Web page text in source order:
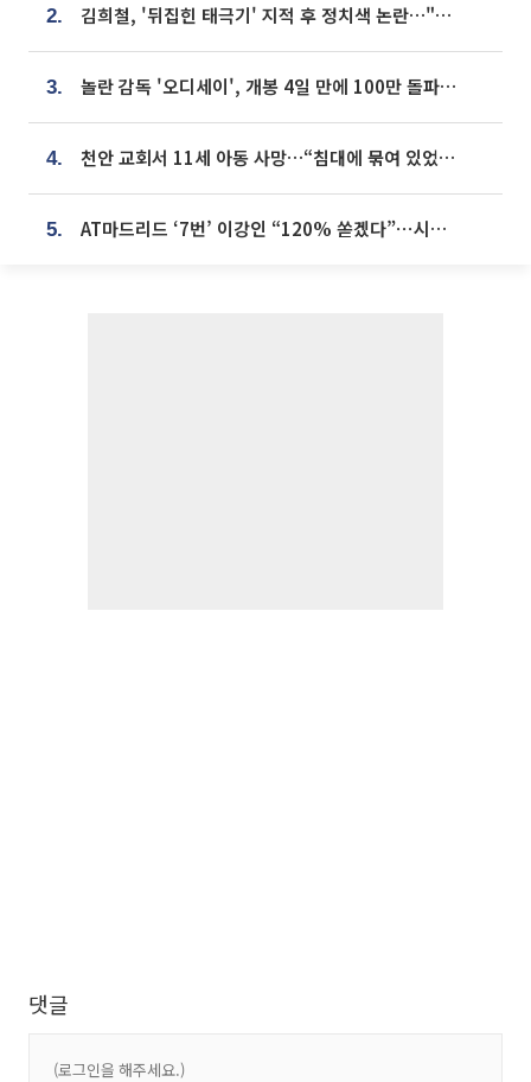
2. 김희철, '뒤집힌 태극기' 지적 후 정치색 논란…"좌우 떠나 우리나라 국기"
3. 놀란 감독 '오디세이', 개봉 4일 만에 100만 돌파⋯'왕사남' 보다 빠르다
4. 천안 교회서 11세 아동 사망…“침대에 묶여 있었다” 진술 확보
5. AT마드리드 ‘7번’ 이강인 “120% 쏟겠다”⋯시메오네 감독 “필요한 선수”
댓글